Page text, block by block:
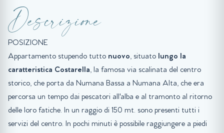
Descrizione
POSIZIONE
Appartamento stupendo tutto nuovo, situato lungo la
caratteristica Costarella, la famosa via scalinata del centro
storico, che porta da Numana Bassa a Numana Alta, che era
percorsa un tempo dai pescatori all'alba e al tramonto al ritorno
delle loro fatiche. In un raggio di 150 mt. sono presenti tutti i
servizi del centro. In pochi minuti è possibile raggiungere a piedi